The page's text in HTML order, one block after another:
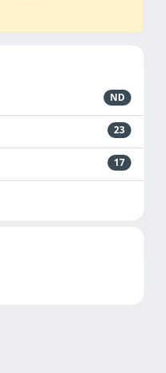
ND
23
17